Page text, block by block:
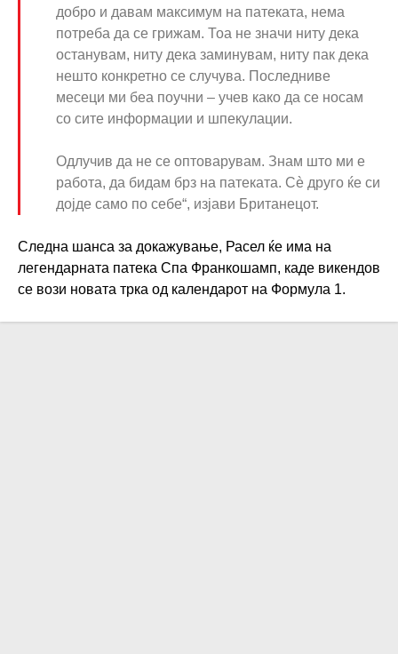
добро и давам максимум на патеката, нема
потреба да се грижам. Тоа не значи ниту дека
останувам, ниту дека заминувам, ниту пак дека
нешто конкретно се случува. Последниве
месеци ми беа поучни – учев како да се носам
со сите информации и шпекулации.
Одлучив да не се оптоварувам. Знам што ми е
работа, да бидам брз на патеката. Сè друго ќе си
дојде само по себе“, изјави Британецот.
Следна шанса за докажување, Расел ќе има на
легендарната патека Спа Франкошамп, каде викендов
се вози новата трка од календарот на Формула 1.